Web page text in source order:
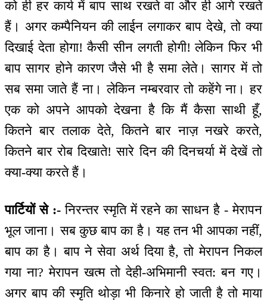
को ही हर कार्य में बाप साथ रखते वा और ही आगे रखते
हैं। अगर कम्पैनियन की लाईन लगाकर बाप देखे, तो क्या
दिखाई देता होगा! कैसी सीन लगती होगी! लेकिन फिर भी
बाप सागर होने कारण जैसे भी है समा लेते। सागर में तो
सब समा जाते हैं ना। लेकिन नम्बरवार तो कहेंगे ना। हर
एक को अपने आपको देखना है कि मैं कैसा साथी हूँ,
कितने बार तलाक देते, कितने बार नाज़ नखरे करते,
कितने बार रोब दिखाते! सारे दिन की दिनचर्या में देखें तो
क्या-क्या करते हैं।
पार्टियों से :-निरन्तर स्मृति में रहने का साधन है - मेरापन
भूल जाना। सब कुछ बाप का है। यह तन भी आपका नहीं,
बाप का है। बाप ने सेवा अर्थ दिया है, तो मेरापन निकल
गया ना? मेरापन खत्म तो देही-अभिमानी स्वत: बन गए।
अगर बाप की स्मृति थोड़ा भी किनारे हो जाती है तो माया